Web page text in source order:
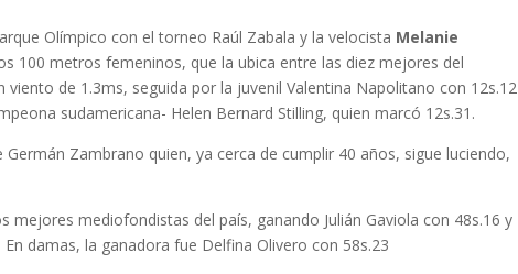
Olímpico con el torneo Raúl Zabala y la velocista Melanie
100 metros femeninos, que la ubica entre las diez mejores del
de 1.3ms, seguida por la juvenil Valentina Napolitano con 12s.12
sudamericana- Helen Bernard Stilling, quien marcó 12s.31.
Zambrano quien, ya cerca de cumplir 40 años, sigue luciendo,
mediofondistas del país, ganando Julián Gaviola con 48s.16 y
damas, la ganadora fue Delfina Olivero con 58s.23